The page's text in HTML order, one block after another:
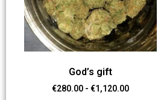
God’s gift
€280.00 - €1,120.00